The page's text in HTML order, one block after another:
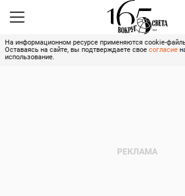
На информационном ресурсе применяются cookie-
Оставаясь на сайте, вы подтверждаете свое согласие
использование.